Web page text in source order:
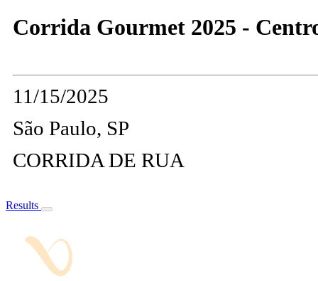
Corrida Gourmet 2025 -
11/15/2025
São Paulo, SP
CORRIDA DE RUA
Results